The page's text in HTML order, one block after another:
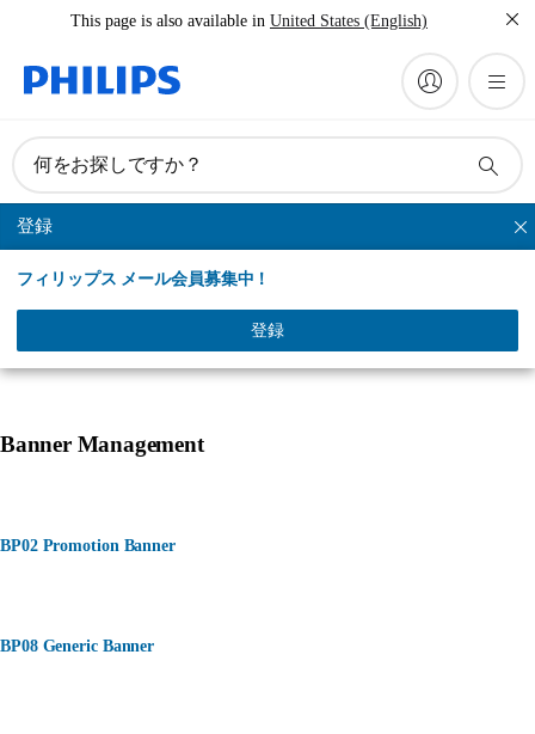
This page is also available in United States (English)
何をお探しですか？
登録
フィリップス メール会員募集中！
登録
ヘアーカッター
トップ 製品一覧
Banner Management
BP02 Promotion Banner
BP08 Generic Banner